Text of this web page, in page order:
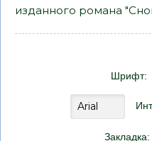
изданного романа
Шрифт:
Закладка: